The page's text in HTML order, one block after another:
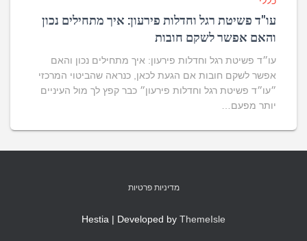
עו"ד פשיטת רגל וחדלות פירעון: איך מתחילים נכון
והאם אפשר לשקם חובות
עו״ד פשיטת רגל וחדלות פירעון: איך מתחילים נכון והאם
אפשר לשקם חובות אם הגעת לכאן, כנראה שהביטוי המרכזי
״עו״ד פשיטת רגל וחדלות פירעון״ כבר קפץ לך מול העיניים
יותר מפעם…
מדיניות פרטיות
Hestia | Developed by ThemeIsle